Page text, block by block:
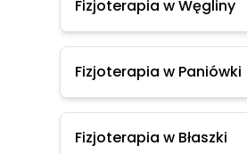
Fizjoterapia w Węgliny
Fizjoterapia w Paniówki
Fizjoterapia w Błaszki